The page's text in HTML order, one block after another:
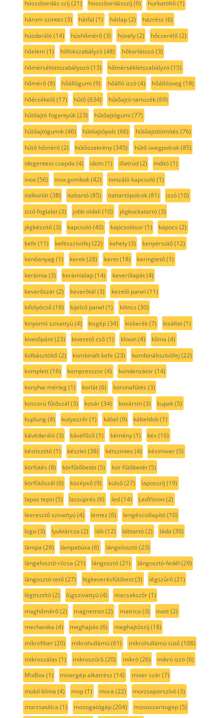
hosszbordás szíj (21) hosszbordásszíj (6) hurkatöltő(1)
három szintes (3) hátfal (1) hátlap(2) házrész (6)
húsdaráló(14) húshőmérő(3) hüvely(2) hőcserélő(2)
hőelem(1) hőfokszabályzó(48) hőkorlátozó(3)
hőmérsékletszabályozó(13) hőmérsékletszabályzó(15)
hőmérő(8) hőállógumi (9) hőálló izzó(4) hőállóüveg(18)
hőérzékelő(17) hűtő(634) hűtőajtó-tartozék(69)
hűtőajtó fogantyúk(23) hűtőajtógumi (77)
hűtőajtógumik(46) hűtőajtópolc(66) hűtőajtótömítés (76)
hűtő hőmérő(2) hűtőszekrény(345) hűtő üvegpolcok(85)
idegentest csapda (4) idom(1) illatrúd(2) indító(1)
inox(56) inox gombok(42) ionizáló kapcsoló(1)
italkorlát(38) italtartó(85) italtartópolcok(81) izzó(10)
izzó foglalat(3) jobb oldali (10) jégkockatartó(3)
jégkészítő(3) kapcsoló(40) kapcsolósor(1) kapocs (2)
kefe (11) kefésszívófej (22) kehely(3) kenyérsütő(12)
kenőanyag(1) kerek(28) keret(18) keringtető(1)
kerámia (3) kerámialap(14) keverőlapát(4)
keverőszár(2) keverőtál (3) kezelő panel (11)
kifolyócső(16) kijelző panel (1) kilincs (30)
kinyomó szivattyú(4) kisgép(34) kiskerék(7) kisállat(1)
kivetőpánt(23) kivezető cső(1) klixon(4) klíma (4)
kolbásztöltő(2) kombinált kefe (23) kombináltszívófej (22)
komplett(16) kompresszor(4) kondenzátor(14)
konyhai mérleg(1) korlát(6) koronafűtés (3)
koszorú fűtőszál (3) kosár(34) kosársín(3) kupak(5)
kuplung(8) kutyaszőr(1) kábel (9) kábeldob(1)
kávédaráló(3) kávéfőző(1) kémény(1) kés (16)
késtisztító(1) készlet(38) kétszintes (4) kézimixer(5)
körfütés (8) körfűtőbetét(5) kör fűtőbetét(5)
körfűtőszál (6) középső(9) külső(27) laposszíj (19)
lapos tepsi (5) lassúprés (6) led(14) LedVision(2)
leeresztő szivattyú(4) lemez (6) lengéscsillapító(10)
logo(3) lyuktárcsa (2) láb(12) lábtartó(2) láda (30)
lámpa (28) lámpabúra (8) lángelosztó(23)
lángelosztó-rózsa (21) lángosztó(21) lángosztó-fedél (29)
lángosztó-tető(27) légkeverésfűtőtest(3) légszűrő(21)
légtisztító(2) lúgszivattyú(4) macsakszőr(1)
maghőmérő(2) magnetron(2) matrica (3) matt(2)
mechanika (4) meghajtás (6) meghajtószíj (18)
mikrofilter(20) mikrohullámú(61) mikrohullámú sütő(108)
mikroszálas (1) mikroszűrő(20) mikró(26) mikró izzó(6)
MixBox(1) mixergép alkatrész (14) mixer szár(7)
mobil klíma (4) mop(1) mora (22) morzsaporszívó(3)
morzsatálca (1) mosogatógép(204) mososzaritogep(5)